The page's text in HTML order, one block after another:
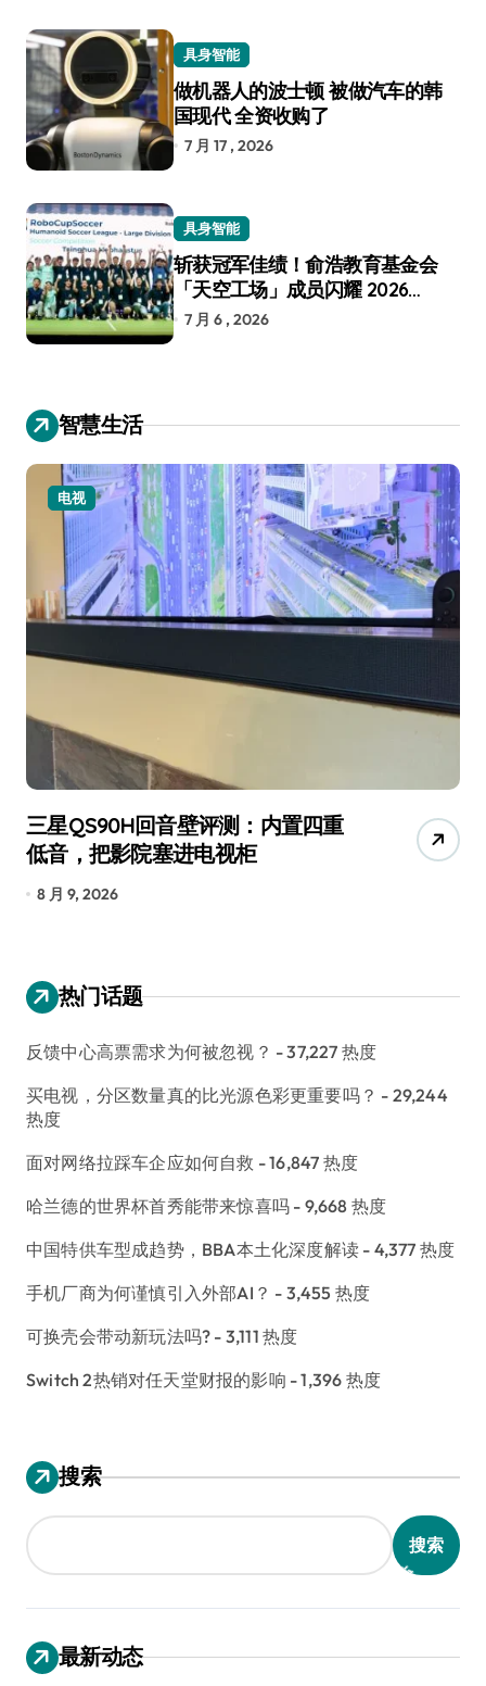
具身智能
做机器人的波士顿 被做汽车的韩
国现代 全资收购了
7 月 17 , 2026
具身智能
斩获冠军佳绩！俞浩教育基金会
「天空工场」成员闪耀 2026
RoboCup 机器人世界杯
7 月 6 , 2026
智慧生活
电视
三星QS90H回音壁评测：内置四重
低音，把影院塞进电视柜
8 月 9, 2026
热门话题
反馈中心高票需求为何被忽视？ - 37,227 热度
买电视，分区数量真的比光源色彩更重要吗？ - 29,244
热度
面对网络拉踩车企应如何自救 - 16,847 热度
哈兰德的世界杯首秀能带来惊喜吗 - 9,668 热度
中国特供车型成趋势，BBA本土化深度解读 - 4,377 热度
手机厂商为何谨慎引入外部AI？ - 3,455 热度
可换壳会带动新玩法吗? - 3,111 热度
Switch 2热销对任天堂财报的影响 - 1,396 热度
搜索
搜索
最新动态